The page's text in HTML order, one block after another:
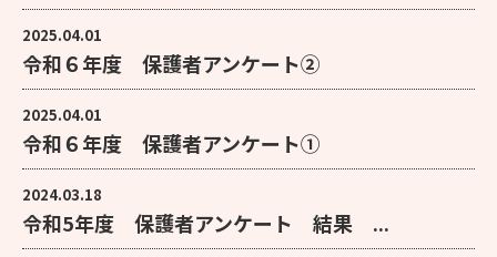
2025.04.01
令和６年度 保護者アンケート②
2025.04.01
令和６年度 保護者アンケート①
2024.03.18
令和5年度 保護者アンケート 結果 ...